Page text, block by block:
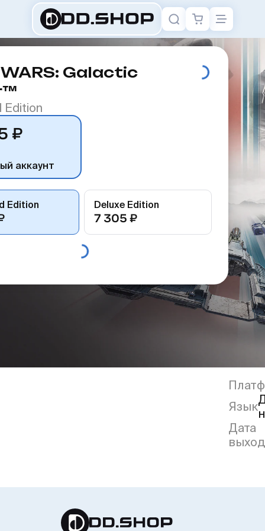
WARS: Galactic
Edition
₽
аккаунт
Edition Deluxe Edition
7 305 ₽
Язык
Дата